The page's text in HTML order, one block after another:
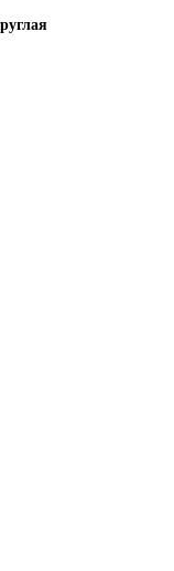
круглая